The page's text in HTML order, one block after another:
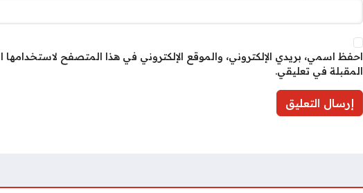
احفظ اسمي، بريدي الإلكتروني، والموقع الإلكتروني في هذا المتصفح لاستخدامها
المقبلة في تعليقي.